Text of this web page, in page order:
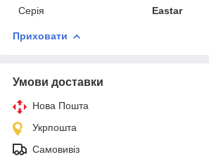
Серія
Eastar
Приховати
Умови доставки
Нова Пошта
Укрпошта
Самовивіз